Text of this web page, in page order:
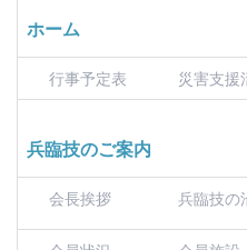
ホーム
行事予定表 災害支援
兵臨技のご案内
会長挨拶 兵臨技の